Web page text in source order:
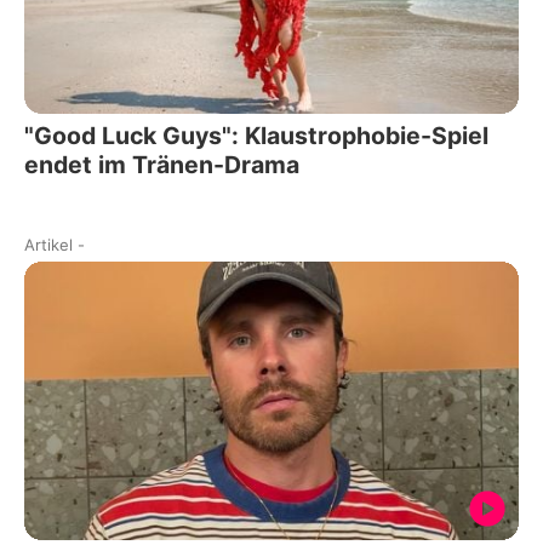
"Good Luck Guys": Klaustrophobie-Spiel
endet im Tränen-Drama
Artikel -